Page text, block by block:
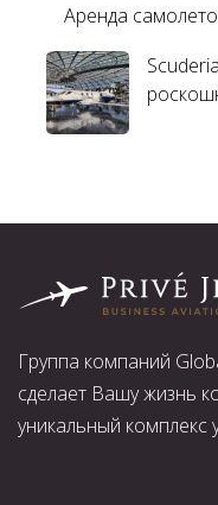
Аренда
Группа компаний
сделает Вашу жизнь
уникальный комплекс